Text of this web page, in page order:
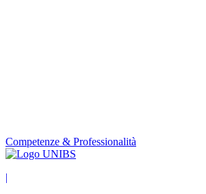
Competenze & Professionalità
|